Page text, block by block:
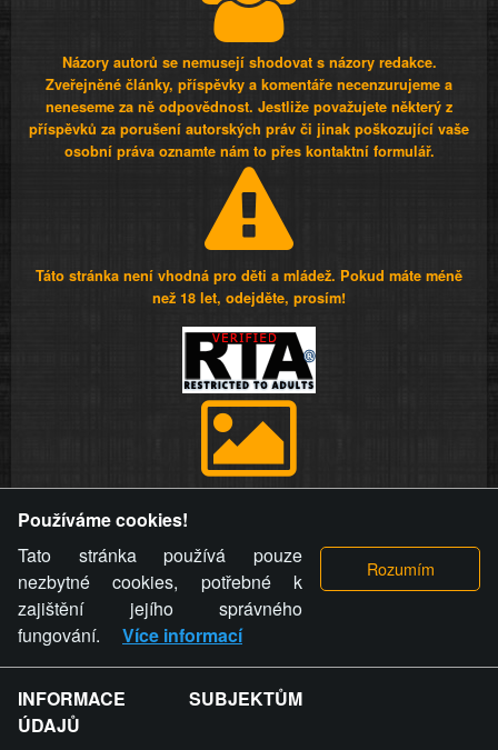
Názory autorů se nemusejí shodovat s názory redakce.
Zveřejněné články, příspěvky a komentáře necenzurujeme a
neneseme za ně odpovědnost. Jestliže považujete některý z
příspěvků za porušení autorských práv či jinak poškozující vaše
osobní práva oznamte nám to přes kontaktní formulář.
Táto stránka není vhodná pro děti a mládež. Pokud máte méně
než 18 let, odejděte, prosím!
videa a komentáře. Osoba, které se toto opatření provozovatele
stránky týče, ani osoba, která umístila fotografii nebo video na
stránku, nemůže z důvodu odstranění fotografie, videa nebo
komentáře pro výše uvedenou okolnost uplatnit vůči
provozovateli stránky žádný nárok na náhradu škody nebo
nemajetkové újmy.
ZVRÁCENÝ.CZ - Svět není zvrácenej. To jen
Používáme cookies!
Tato stránka používá pouze
nezbytné cookies, potřebné k
zajištění jejího správného
fungování.
Více informací
INFORMACE SUBJEKTŮM
ÚDAJŮ